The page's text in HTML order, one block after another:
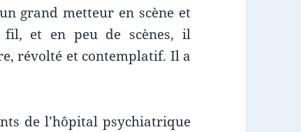
grand metteur en scène et
fil, et en peu de scènes, il
révolté et contemplatif. Il a
de l’hôpital psychiatrique